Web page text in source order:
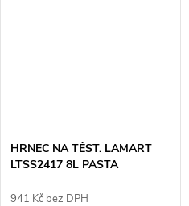
HRNEC NA TĚST. LAMART
LTSS2417 8L PASTA
941 Kč bez DPH